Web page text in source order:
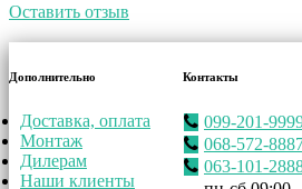
Оставить отзыв
Дополнительно
Доставка, оплата
Монтаж
Дилерам
Наши клиенты
Контакты
099-201-
068-572-
063-101-